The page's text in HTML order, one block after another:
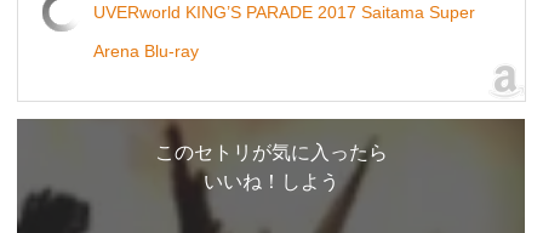
UVERworld KING’S PARADE 2017 Saitama Super
Arena Blu-ray
このセトリが気に入ったら
いいね！しよう